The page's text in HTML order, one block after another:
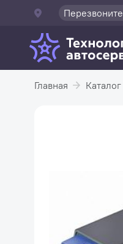
Главная Каталог